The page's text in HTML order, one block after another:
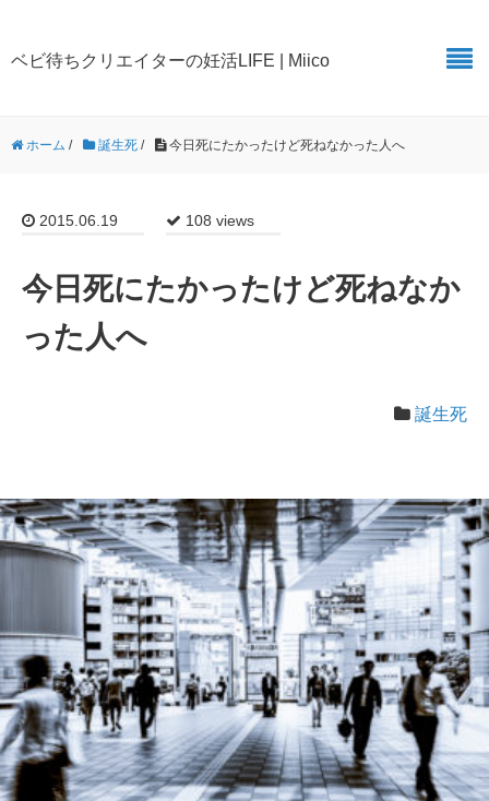
ベビ待ちクリエイターの妊活LIFE | Miico
ホーム / 誕生死 / 今日死にたかったけど死ねなかった人へ
2015.06.19 108 views
今日死にたかったけど死ねなか
った人へ
誕生死